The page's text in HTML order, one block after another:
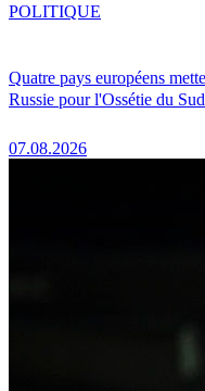
Quatre pays européens
Russie pour l'Ossétie du Sud
07.08.2026
POLITIQUE